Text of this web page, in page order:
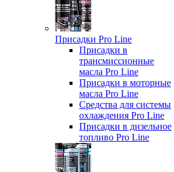
Присадки Pro Line
Присадки в
трансмиссионные
масла Pro Line
Присадки в моторные
масла Pro Line
Средства для системы
охлаждения Pro Line
Присадки в дизельное
топливо Pro Line